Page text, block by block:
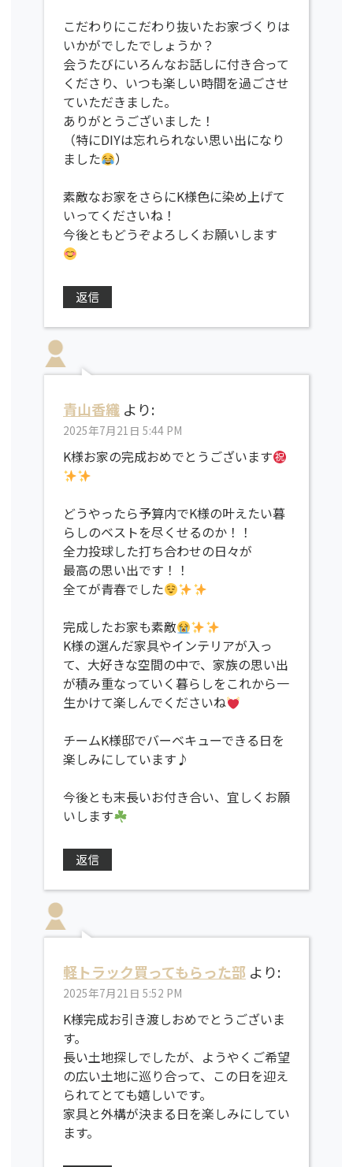
こだわりにこだわり抜いたお家づくりは
いかがでしたでしょうか？
会うたびにいろんなお話しに付き合って
くださり、いつも楽しい時間を過ごさせ
ていただきました。
ありがとうございました！
（特にDIYは忘れられない思い出になり
ました
）
素敵なお家をさらにK様色に染め上げて
いってくださいね！
今後ともどうぞよろしくお願いします
返信
青山香織 より:
2025年7月21日 5:44 PM
K様お家の完成おめでとうございます
どうやったら予算内でK様の叶えたい暮
らしのベストを尽くせるのか！！
全力投球した打ち合わせの日々が
最高の思い出です！！
全てが青春でした
完成したお家も素敵
K様の選んだ家具やインテリアが入っ
て、大好きな空間の中で、家族の思い出
が積み重なっていく暮らしをこれから一
生かけて楽しんでくださいね
チームK様邸でバーベキューできる日を
楽しみにしています♪
今後とも末長いお付き合い、宜しくお願
いします
返信
軽トラック買ってもらった部 より:
2025年7月21日 5:52 PM
K様完成お引き渡しおめでとうございま
す。
長い土地探しでしたが、ようやくご希望
の広い土地に巡り合って、この日を迎え
られてとても嬉しいです。
家具と外構が決まる日を楽しみにしてい
ます。